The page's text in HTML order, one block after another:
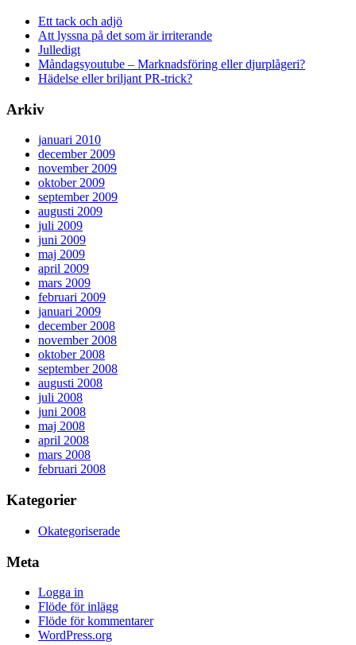
Ett tack och adjö
Att lyssna på det som är irriterande
Julledigt
Måndagsyoutube – Marknadsföring eller djurplågeri?
Hädelse eller briljant PR-trick?
Arkiv
januari 2010
december 2009
november 2009
oktober 2009
september 2009
augusti 2009
juli 2009
juni 2009
maj 2009
april 2009
mars 2009
februari 2009
januari 2009
december 2008
november 2008
oktober 2008
september 2008
augusti 2008
juli 2008
juni 2008
maj 2008
april 2008
mars 2008
februari 2008
Kategorier
Okategoriserade
Meta
Logga in
Flöde för inlägg
Flöde för kommentarer
WordPress.org